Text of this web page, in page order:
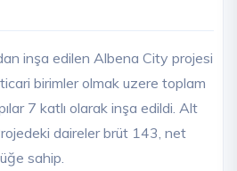
inşa edilen Albena City projesi
birimler olmak uzere toplam
7 katlı olarak inşa edildi. Alt
daireler brüt 143, net
sahip.